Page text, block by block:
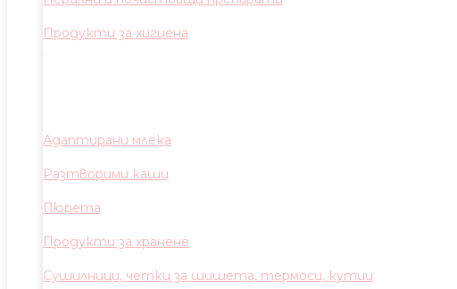
Продукти за хигиена
Адаптирани млека
Разтворими каши
Пюрета
Продукти за хранене
Сушилници, четки за шишета, термоси, кутии